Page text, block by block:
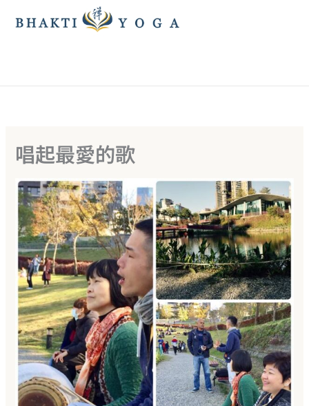
容
唱起最愛的歌